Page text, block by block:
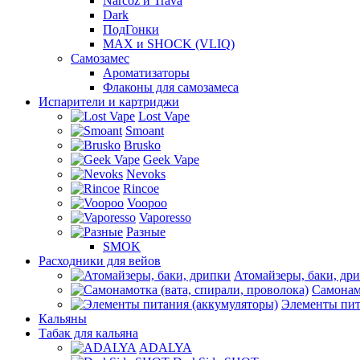
Dark
ПодГонки
MAX и SHOCK (VLIQ)
Самозамес
Ароматизаторы
Флаконы для самозамеса
Испарители и картриджи
Lost Vape
Smoant
Brusko
Geek Vape
Nevoks
Rincoe
Voopoo
Vaporesso
Разные
SMOK
Расходники для вейов
Атомайзеры, баки,
Элементы
Кальяны
Табак для кальяна
ADALYA